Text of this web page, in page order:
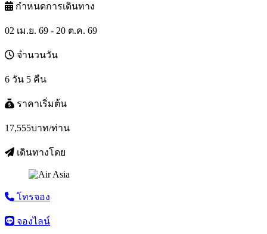
กำหนดการเดินทาง
02 เม.ย. 69 - 20 ต.ค. 69
จำนวนวัน
6 วัน 5 คืน
ราคาเริ่มต้น
17,555บาท/ท่าน
เดินทางโดย
โทรจอง
จองไลน์